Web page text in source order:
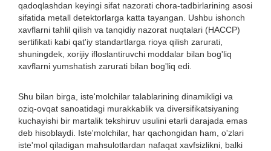
qadoqlashdan keyingi sifat nazorati chora-tadbirlarining asosi
sifatida metall detektorlarga katta tayangan. Ushbu ishonch
xavflarni tahlil qilish va tanqidiy nazorat nuqtalari (HACCP)
sertifikati kabi qat'iy standartlarga rioya qilish zarurati,
shuningdek, xorijiy ifloslantiruvchi moddalar bilan bog'liq
xavflarni yumshatish zarurati bilan bog'liq edi.
Shu bilan birga, iste'molchilar talablarining dinamikligi va
oziq-ovqat sanoatidagi murakkablik va diversifikatsiyaning
kuchayishi bir martalik tekshiruv usulini etarli darajada emas
deb hisoblaydi. Iste'molchilar, har qachongidan ham, o'zlari
iste'mol qiladigan mahsulotlardan nafaqat xavfsizlikni, balki